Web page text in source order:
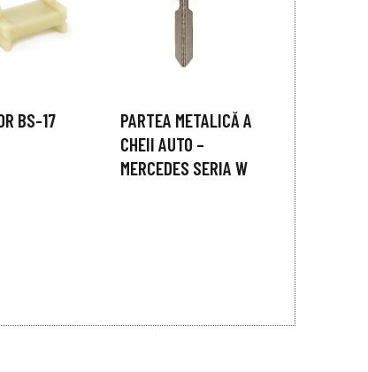
BS-17
PARTEA METALICĂ A
CHEII AUTO –
MERCEDES SERIA W